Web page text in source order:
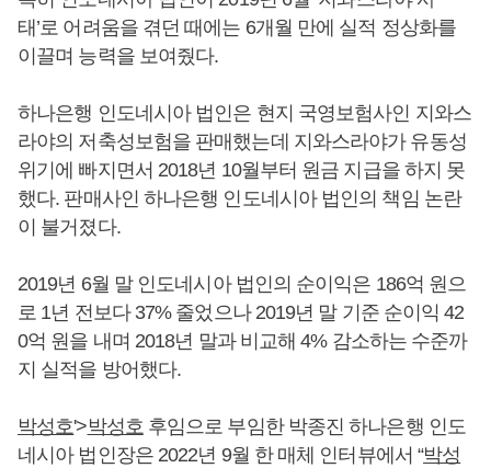
태’로 어려움을 겪던 때에는 6개월 만에 실적 정상화를
이끌며 능력을 보여줬다.
하나은행 인도네시아 법인은 현지 국영보험사인 지와스
라야의 저축성보험을 판매했는데 지와스라야가 유동성
위기에 빠지면서 2018년 10월부터 원금 지급을 하지 못
했다. 판매사인 하나은행 인도네시아 법인의 책임 논란
이 불거졌다.
2019년 6월 말 인도네시아 법인의 순이익은 186억 원으
로 1년 전보다 37% 줄었으나 2019년 말 기준 순이익 42
0억 원을 내며 2018년 말과 비교해 4% 감소하는 수준까
지 실적을 방어했다.
박성호'>박성호 후임으로 부임한 박종진 하나은행 인도
네시아 법인장은 2022년 9월 한 매체 인터뷰에서 “박성